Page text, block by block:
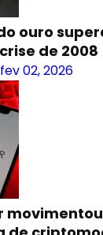
ouro
de 2008
fev 02, 2026